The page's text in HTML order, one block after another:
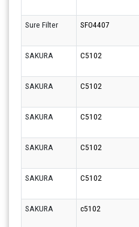
Sure Filter
SFO4407
SAKURA
C5102
SAKURA C5102
SAKURA C5102
SAKURA C5102
SAKURA C5102
SAKURA c5102